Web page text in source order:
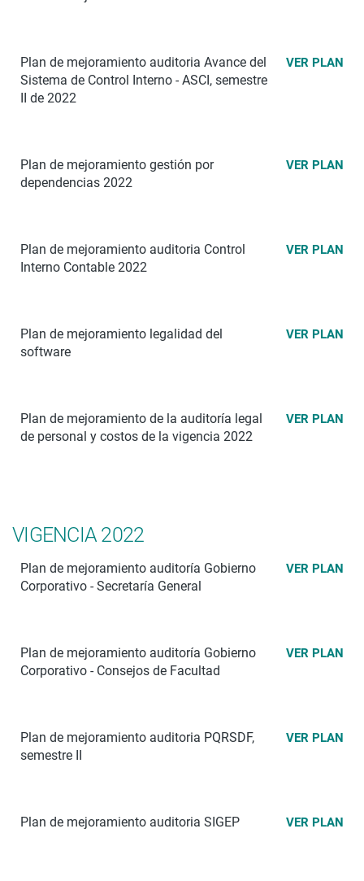
Plan de mejoramiento auditoria Avance del
Sistema de Control Interno - ASCI, semestre
II de 2022
VER PLAN
Plan de mejoramiento gestión por
dependencias 2022
VER PLAN
Plan de mejoramiento auditoria Control
Interno Contable 2022
VER PLAN
Plan de mejoramiento legalidad del
software
VER PLAN
Plan de mejoramiento de la auditoría legal
de personal y costos de la vigencia 2022
VER PLAN
VIGENCIA 2022
Plan de mejoramiento auditoría Gobierno
Corporativo - Secretaría General
VER PLAN
Plan de mejoramiento auditoría Gobierno
Corporativo - Consejos de Facultad
VER PLAN
Plan de mejoramiento auditoria PQRSDF,
semestre II
VER PLAN
Plan de mejoramiento auditoria SIGEP VER PLAN